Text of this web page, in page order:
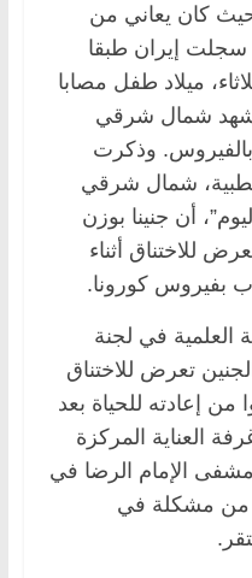
كان يعاني من
سجلت إيران طبقا
ميلاد طفل مصابا
شمال شرقي
بالفيروس. وذكرت
شمال شرقي
أن جنينا بوزن
للاختناق أثناء
بفيروس كورونا.
في لجنة
تعرض للاختناق
من إعادته للحياة بعد
العناية المركزة
الإمام الرضا في
من مشكلة في